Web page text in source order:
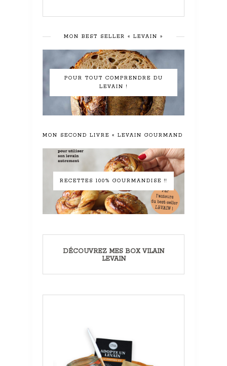
MON BEST SELLER « LEVAIN »
POUR TOUT COMPRENDRE DU
LEVAIN !
MON SECOND LIVRE « LEVAIN GOURMAND »
RECETTES 100% GOURMANDISE !!
DÉCOUVREZ MES BOX VILAIN
LEVAIN